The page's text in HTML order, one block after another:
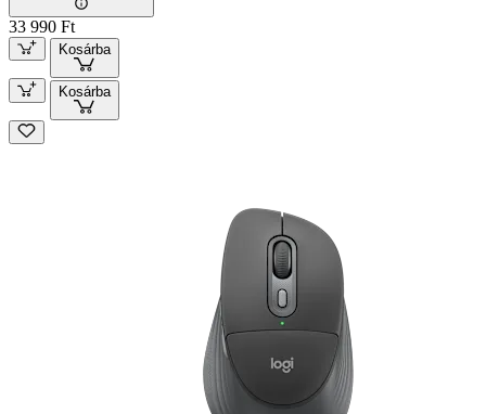
33 990 Ft
Kosárba
Kosárba